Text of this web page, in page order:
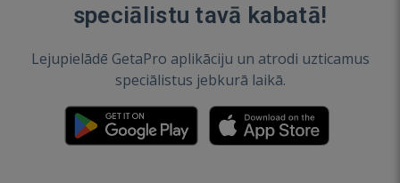
speciālistu tavā kabatā!
Lejupielādē GetaPro aplikāciju un atrodi uzticamus
speciālistus jebkurā laikā.